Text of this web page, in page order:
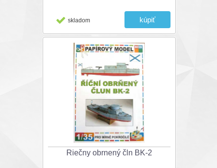
skladom
Riečny obrnený čln BK-2